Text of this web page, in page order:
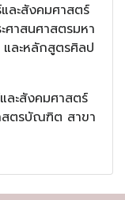
ะสังคมศาสตร์
ศาสนศาสตรมหา
ละหลักสูตรศิลป
ะสังคมศาสตร์
สตรบัณฑิต สาขา